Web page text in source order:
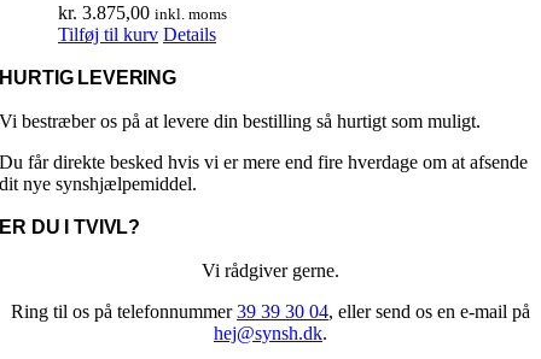
kan
vælges
kr. 3.875,00 inkl. moms
Tilføj til kurv Details
HURTIG LEVERING
Vi bestræber os på at levere din bestilling så hurtigt som muligt.
Du får direkte besked hvis vi er mere end fire hverdage om at afsende
dit nye synshjælpemiddel.
ER DU I TVIVL?
Vi rådgiver gerne.
Ring til os på telefonnummer39 39 30 04, eller send os en e-mail på
hej@synsh.dk.